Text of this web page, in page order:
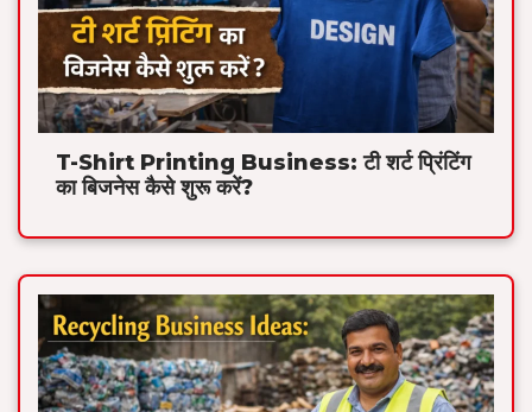
T-Shirt Printing Business: टी शर्ट प्रिंटिंग
का बिजनेस कैसे शुरू करें?